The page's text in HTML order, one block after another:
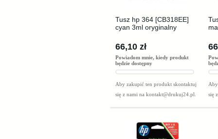
Tusz hp 364 [CB318EE]
cyan 3ml oryginalny
66,10 zł
Powiadom mnie, kiedy produkt
będzie dostępny
Aby zakupić ten produkt skontaktuj
się z nami na kontakt@drukuj24.pl
się